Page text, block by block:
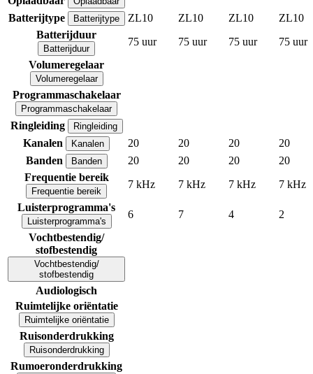
Batterijtype Batterijtype ZL10 ZL10 ZL10
ZL10
Batterijduur
Batterijduur
75 uur 75 uur 75 uur
75 uur
Volumeregelaar
Volumeregelaar
Programmaschakelaar
Programmaschakelaar
Ringleiding Ringleiding
Kanalen Kanalen 20 20 20
20
Banden
Banden 20 20 20
20
Frequentie bereik
Frequentie bereik
7 kHz 7 kHz 7 kHz
7 kHz
Luisterprogramma's
Luisterprogramma's
6 7 4
2
Vochtbestendig/
stofbestendig
Vochtbestendig/
stofbestendig
Audiologisch
Ruimtelijke oriëntatie
Ruimtelijke oriëntatie
Ruisonderdrukking
Ruisonderdrukking
Rumoeronderdrukking